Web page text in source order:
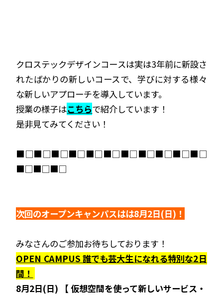
クロステックデザインコースは実は3年前に新設さ
れたばかりの新しいコースで、学びに対する様々
な新しいアプローチを導入しています。
授業の様子はこちらで紹介しています！
是非見てみてください！
■□■□■□■□■□■□■□■□■□■□■□
■□■□■□
次回のオープンキャンパスはは8月2日(日)！
みなさんのご参加お待ちしております！
OPEN CAMPUS 誰でも芸大生になれる特別な2日
間！
8月2日(日) 【 仮想空間を使って新しいサービス・